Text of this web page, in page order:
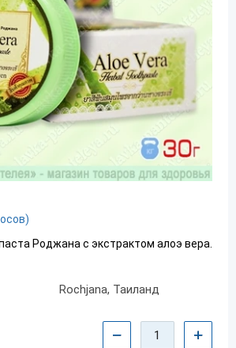
Роджана с экстрактом алоэ вера.
Rochjana, Таиланд
− +